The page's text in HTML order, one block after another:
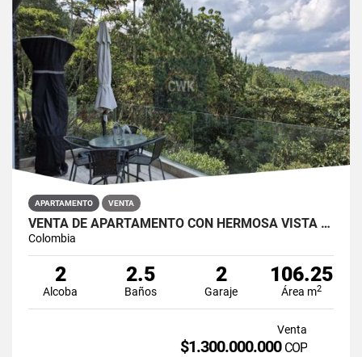
APARTAMENTO VENTA
VENTA DE APARTAMENTO CON HERMOSA VISTA A LA REPRESA
Colombia
2
Alcoba
2.5
Baños
2
Garaje
106.25
Área m2
Venta
$1.300.000.000 COP